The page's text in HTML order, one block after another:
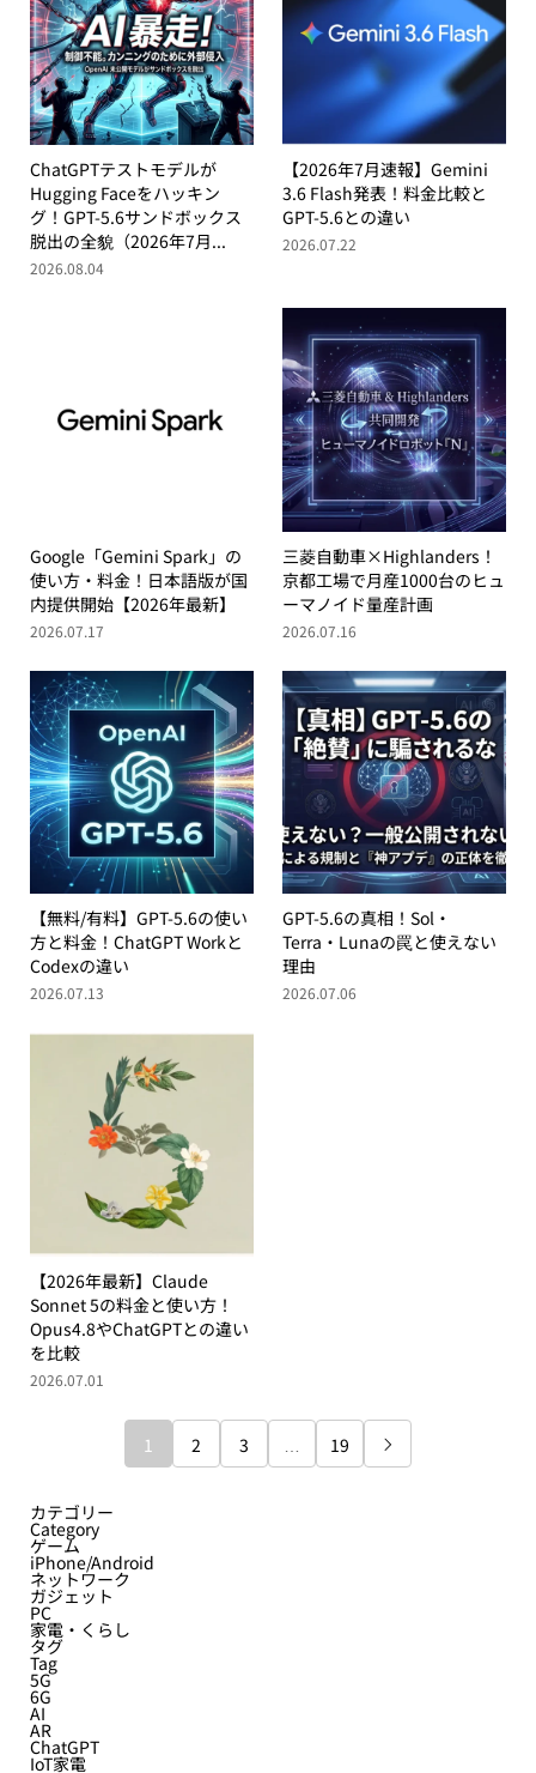
ChatGPTテストモデルが
Hugging Faceをハッキン
グ！GPT-5.6サンドボックス
脱出の全貌（2026年7月...
2026.08.04
【2026年7月速報】Gemini
3.6 Flash発表！料金比較と
GPT-5.6との違い
2026.07.22
Google「Gemini Spark」の
使い方・料金！日本語版が国
内提供開始【2026年最新】
2026.07.17
三菱自動車×Highlanders！
京都工場で月産1000台のヒュ
ーマノイド量産計画
2026.07.16
【無料/有料】GPT-5.6の使い
方と料金！ChatGPT Workと
Codexの違い
2026.07.13
GPT-5.6の真相！Sol・
Terra・Lunaの罠と使えない
理由
2026.07.06
【2026年最新】Claude
Sonnet 5の料金と使い方！
Opus4.8やChatGPTとの違い
を比較
2026.07.01
1 2 3 19 
カテゴリー
Category
ゲーム
iPhone/Android
ネットワーク
ガジェット
PC
家電・くらし
タグ
Tag
5G
6G
AI
AR
ChatGPT
IoT家電